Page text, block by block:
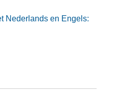
Nederlands en Engels: